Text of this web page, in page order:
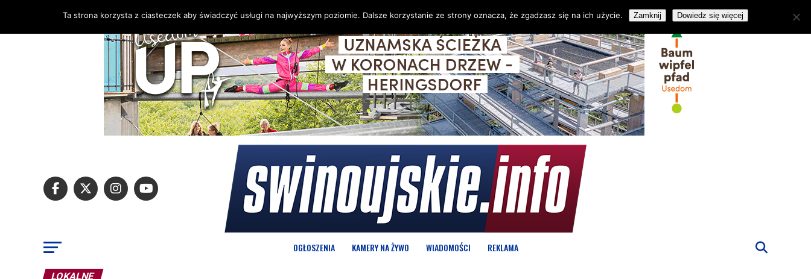
OGŁOSZENIA KAMERY NA ŻYWO WIADOMOŚCI REKLAMA
LOKALNE
Ta strona korzysta z ciasteczek aby świadczyć usługi na najwyższym poziomie. Dalsze korzystanie ze strony oznacza, że zgadzasz się na ich użycie. Zamknij Dowiedz się więcej